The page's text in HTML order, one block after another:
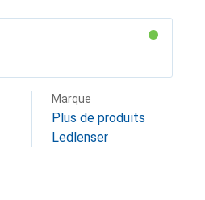
Marque
Plus de produits
Ledlenser